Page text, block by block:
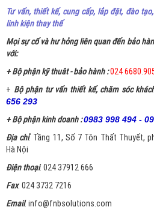
Tư vấn, thiết kế, cung cấp, lắp đặt, đào
linh kiện thay thế
Mọi sự cố và hư hỏng liên quan đến bảo
với:
+ Bộ phận kỹ thuât - bảo hành :024
+ Bộ phận tư vấn thiết kế, chăm sóc
656 293
+ Bộ phận kinh doanh :0983 998 494 -
Địa chỉ: Tầng 11, Số 7 Tôn Thất Thuyết,
Hà Nội
Điện thoại: 024 37912 666
Fax: 024 3732 7216
Email: info@fnbsolutions.com